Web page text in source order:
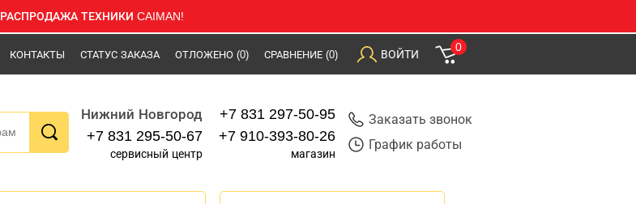
РАСПРОДАЖА ТЕХНИКИ CAIMAN!
КОНТАКТЫ СТАТУС ЗАКАЗА ОТЛОЖЕНО (0) СРАВНЕНИЕ (0) ВОЙТИ
0
Нижний Новгород
+7 831 295-50-67
сервисный центр
+7 831 297-50-95
+7 910-393-80-26
магазин
Заказать звонок
График работы